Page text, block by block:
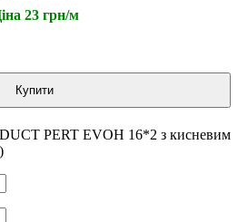
23 грн/м
Купити
PERT EVOH 16*2 з кисневим